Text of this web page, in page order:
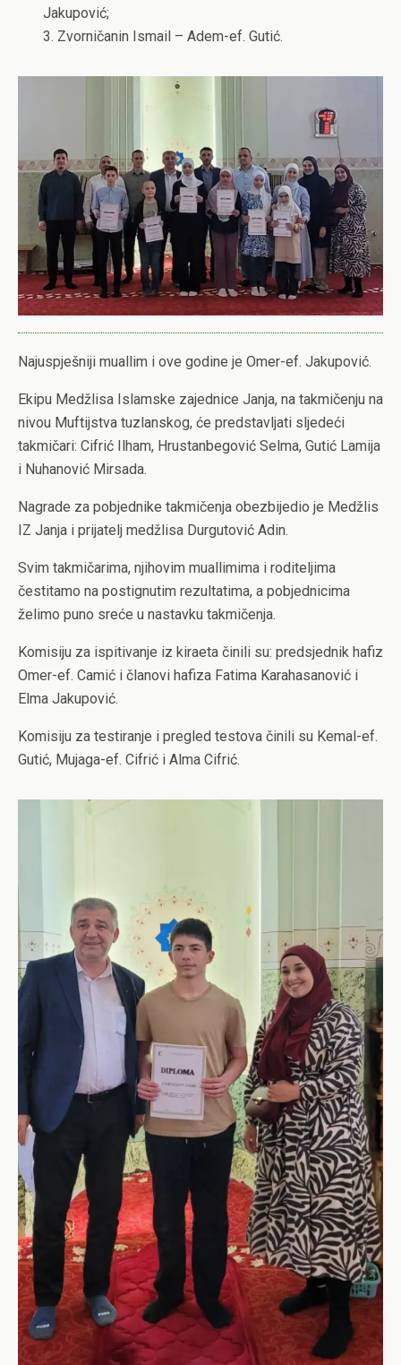
Jakupović;
3. Zvorničanin Ismail – Adem-ef. Gutić.
Najuspješniji muallim i ove godine je Omer-ef. Jakupović.
Ekipu Medžlisa Islamske zajednice Janja, na takmičenju na
nivou Muftijstva tuzlanskog, će predstavljati sljedeći
takmičari: Cifrić Ilham, Hrustanbegović Selma, Gutić Lamija
i Nuhanović Mirsada.
Nagrade za pobjednike takmičenja obezbijedio je Medžlis
IZ Janja i prijatelj medžlisa Durgutović Adin.
Svim takmičarima, njihovim muallimima i roditeljima
čestitamo na postignutim rezultatima, a pobjednicima
želimo puno sreće u nastavku takmičenja.
Komisiju za ispitivanje iz kiraeta činili su: predsjednik hafiz
Omer-ef. Camić i članovi hafiza Fatima Karahasanović i
Elma Jakupović.
Komisiju za testiranje i pregled testova činili su Kemal-ef.
Gutić, Mujaga-ef. Cifrić i Alma Cifrić.